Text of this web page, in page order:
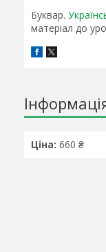
Буквар.
матеріал до
Ціна: 660 ₴